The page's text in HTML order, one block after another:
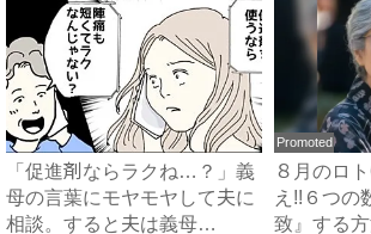
「促進剤ならラクね…？」義
母の言葉にモヤモヤして夫に
相談。すると夫は義母
Promoted
８月のロ
え!!６つの
致』する